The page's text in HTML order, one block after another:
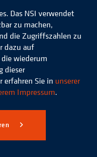
Das
NSI
auf
Instagram
Das
Xing
Impressum
Das NSI verwendet
zu machen,
die Zugriffszahlen zu
dazu auf
wiederum
dieser
erfahren Sie in unserer
Impressum.